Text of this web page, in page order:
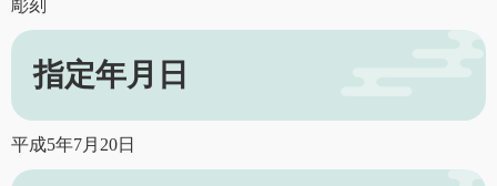
彫刻
指定年月日
平成5年7月20日